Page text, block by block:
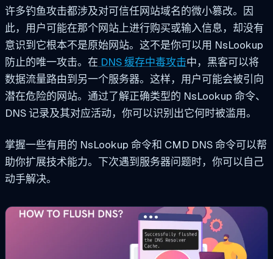
许多钓鱼攻击都涉及对可信任网站域名的微小篡改。因
此，用户可能在那个网站上进行购买或输入信息，却没有
意识到它根本不是原始网站。这不是你可以用 NsLookup
防止的唯一攻击。在 DNS 缓存中毒攻击中，黑客可以将
数据流量路由到另一个服务器。这样，用户可能会被引向
潜在危险的网站。通过了解正确类型的 NsLookup 命令、
DNS 记录及其对应活动，你可以识别出它何时被滥用。
掌握一些有用的 NsLookup 命令和 CMD DNS 命令可以帮
助你扩展技术能力。下次遇到服务器问题时，你可以自己
动手解决。